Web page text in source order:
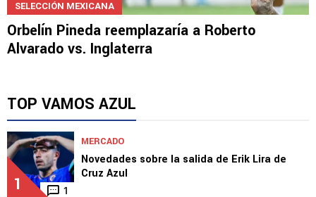
SELECCIÓN MEXICANA
Orbelín Pineda reemplazaría a Roberto
Alvarado vs. Inglaterra
TOP VAMOS AZUL
1 1
MERCADO
Novedades sobre la salida de Erik Lira de
Cruz Azul